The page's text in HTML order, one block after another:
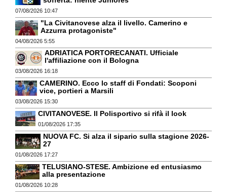
07/08/2026 10:47
"La Civitanovese alza il livello. Camerino e
Azzurra protagoniste"
04/08/2026 5:55
ADRIATICA PORTORECANATI. Ufficiale
l'affiliazione con il Bologna
03/08/2026 16:18
CAMERINO. Ecco lo staff di Fondati: Scoponi
vice, portieri a Marsili
03/08/2026 15:30
CIVITANOVESE. Il Polisportivo si rifà il look
01/08/2026 17:35
NUOVA FC. Si alza il sipario sulla stagione 2026-
27
01/08/2026 17:27
TELUSIANO-STESE. Ambizione ed entusiasmo
alla presentazione
01/08/2026 10:28